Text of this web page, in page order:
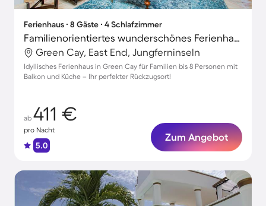
Ferienhaus ∙ 8 Gäste ∙ 4 Schlafzimmer
Familienorientiertes wunderschönes Ferienhaus mit Terrasse und Grill | Naturblick | Neben dem Strand | Ideal für Homeoffice
Green Cay, East End, Jungferninseln
Idyllisches Ferienhaus in Green Cay für Familien bis 8 Personen mit
Balkon und Küche – Ihr perfekter Rückzugsort!
ab 411 €
pro Nacht
5.0
Zum Angebot